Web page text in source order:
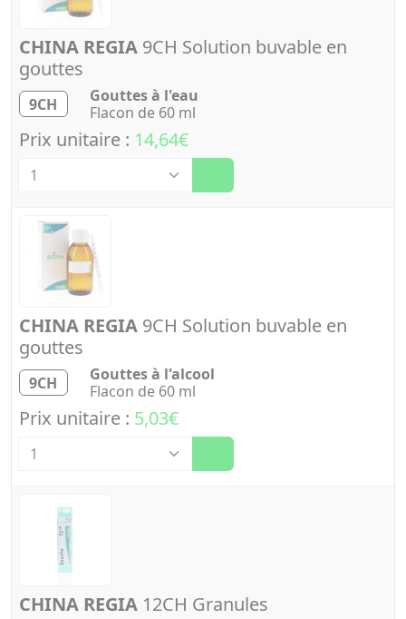
CHINA REGIA 9CH Solution buvable en
gouttes
9CH
Gouttes à l'eau
Flacon de 60 ml
Prix unitaire : 14,64€
CHINA REGIA 9CH Solution buvable en
gouttes
9CH
Gouttes à l'alcool
Flacon de 60 ml
Prix unitaire : 5,03€
CHINA REGIA 12CH Granules